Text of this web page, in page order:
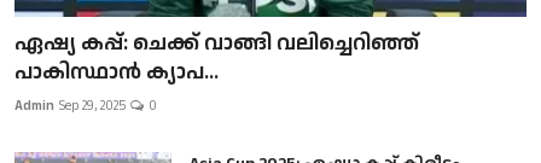
ഏഷ്യ കപ്പ്: ചെക്ക് വാങ്ങി വലിച്ചെറിഞ്ഞ്
പാകിസ്ഥാൻ ക്യാപ...
Admin Sep 29, 2025 0